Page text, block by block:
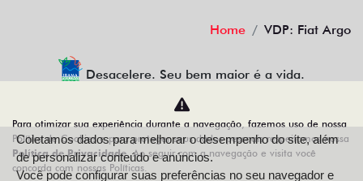
Home VDP: Fiat Argo
Desacelere. Seu bem maior é a vida.
IGUAUTO VEICULOS E PEÇAS LTDA
10.498.152/0001-10
Para otimizar sua experiência durante a navegação, fazemos uso de nossa
Política de Cookies e para proteger seus dados pessoais respeitamos nossa
Política de Privacidade. Ao seguir com a navegação e visita você
concorda com nossas Políticas.
Coletamos dados para melhorar o desempenho do site, além
de personalizar conteúdo e anúncios.
Você pode configurar suas preferências no seu navegador e